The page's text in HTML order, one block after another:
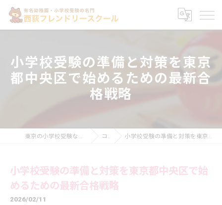
小学校受験の準備と対策を東京
都中央区で始めるための最新合
格戦略
東京の小学校受験なら西荻フレンドリースクール コラム 小学校受験の準備と対策を東京都中央区で始めるための最新合格戦略
小学校受験の準備と対策を東京都中央区で始
めるための最新合格戦略
2026/02/11